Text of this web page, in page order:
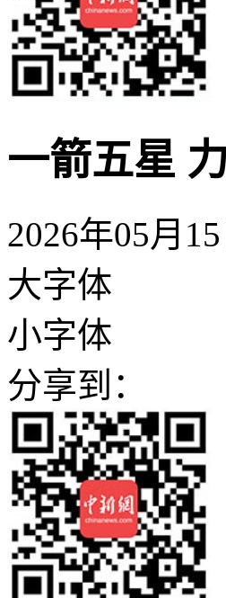
一箭五星
2026年05月
大字体
小字体
分享到：